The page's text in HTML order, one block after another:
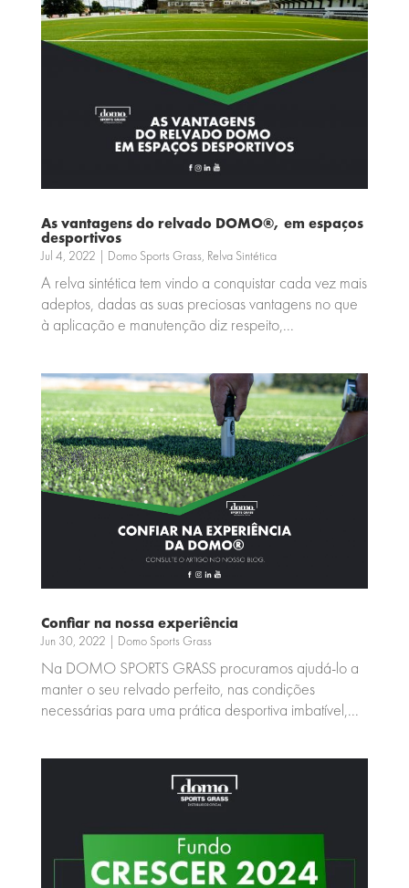
As vantagens do relvado DOMO®, em espaços
desportivos
Jul 4, 2022 | Domo Sports Grass, Relva Sintética
A relva sintética tem vindo a conquistar cada vez mais
adeptos, dadas as suas preciosas vantagens no que
à aplicação e manutenção diz respeito,...
Confiar na nossa experiência
Jun 30, 2022 | Domo Sports Grass
Na DOMO SPORTS GRASS procuramos ajudá-lo a
manter o seu relvado perfeito, nas condições
necessárias para uma prática desportiva imbatível,...